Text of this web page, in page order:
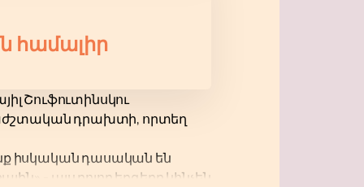
համալիր
Շուֆուտինսկու
​​դրախտի, որտեղ
իսկական դասական են
- այս բոլոր երգերը կհնչեն